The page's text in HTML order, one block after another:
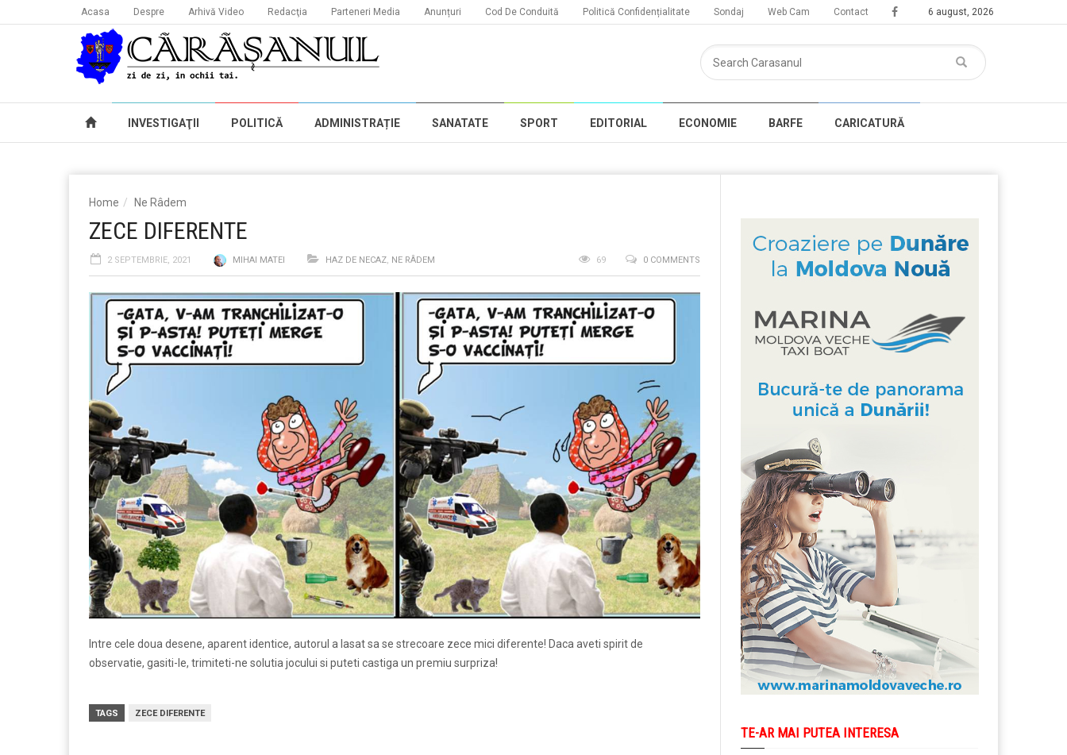
6 august, 2026
Acasa Despre Arhivă Video Redacţia Parteneri Media Anunțuri Cod De Conduită Politică Confidențialitate Sondaj Web Cam Contact
INVESTIGAŢII POLITICĂ ADMINISTRAȚIE SANATATE SPORT EDITORIAL ECONOMIE BARFE CARICATURĂ
Home Ne Râdem
ZECE DIFERENTE
2 SEPTEMBRIE, 2021 MIHAI MATEI HAZ DE NECAZ, NE RÂDEM 0 COMMENTS
69
Intre cele doua desene, aparent identice, autorul a lasat sa se strecoare zece mici diferente! Daca aveti spirit de
observatie, gasiti-le, trimiteti-ne solutia jocului si puteti castiga un premiu surpriza!
TAGS ZECE DIFERENTE
TE-AR MAI PUTEA INTERESA